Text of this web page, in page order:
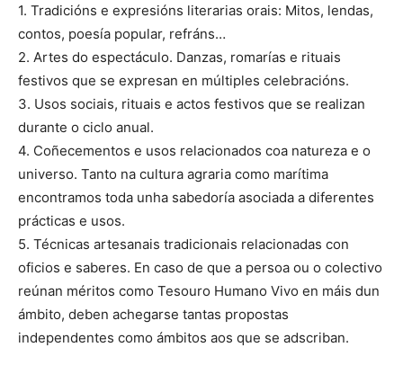
1. Tradicións e expresións literarias orais: Mitos, lendas,
contos, poesía popular, refráns…
2. Artes do espectáculo. Danzas, romarías e rituais
festivos que se expresan en múltiples celebracións.
3. Usos sociais, rituais e actos festivos que se realizan
durante o ciclo anual.
4. Coñecementos e usos relacionados coa natureza e o
universo. Tanto na cultura agraria como marítima
encontramos toda unha sabedoría asociada a diferentes
prácticas e usos.
5. Técnicas artesanais tradicionais relacionadas con
oficios e saberes. En caso de que a persoa ou o colectivo
reúnan méritos como Tesouro Humano Vivo en máis dun
ámbito, deben achegarse tantas propostas
independentes como ámbitos aos que se adscriban.